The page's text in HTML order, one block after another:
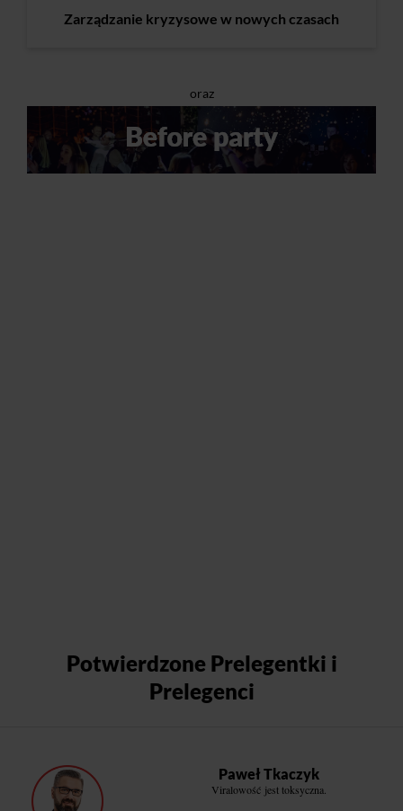
Zarządzanie kryzysowe w nowych czasach
oraz
Potwierdzone Prelegentki i
Prelegenci
Paweł Tkaczyk
Viralowość jest toksyczna.